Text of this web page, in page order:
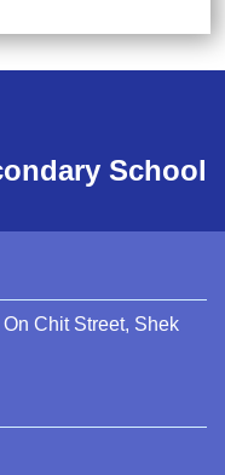
School
Chit Street, Shek